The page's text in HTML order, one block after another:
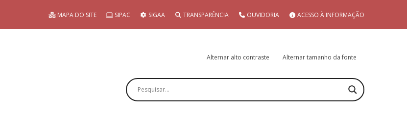
MAPA DO SITE SIPAC SIGAA TRANSPARÊNCIA OUVIDORIA ACESSO À INFORMAÇÃO
Alternar alto contraste Alternar tamanho da fonte
Pesquisar